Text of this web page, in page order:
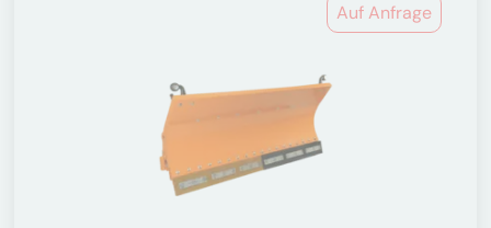
Auf Anfrage